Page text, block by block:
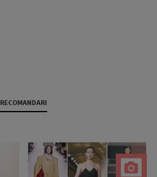
RECOMANDARI